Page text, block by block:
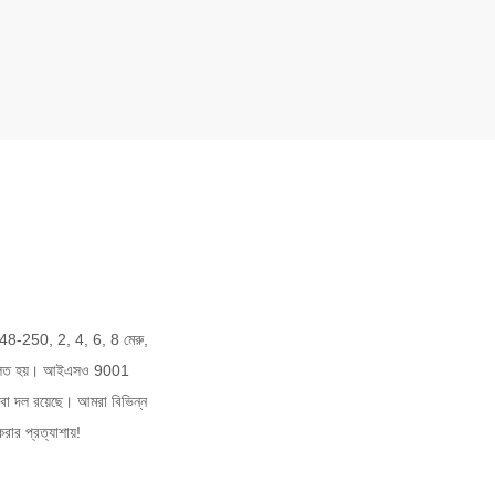
48-250, 2, 4, 6, 8 মেরু,
হয়। আইএসও 9001
দল রয়েছে। আমরা বিভিন্ন
প্রত্যাশায়!